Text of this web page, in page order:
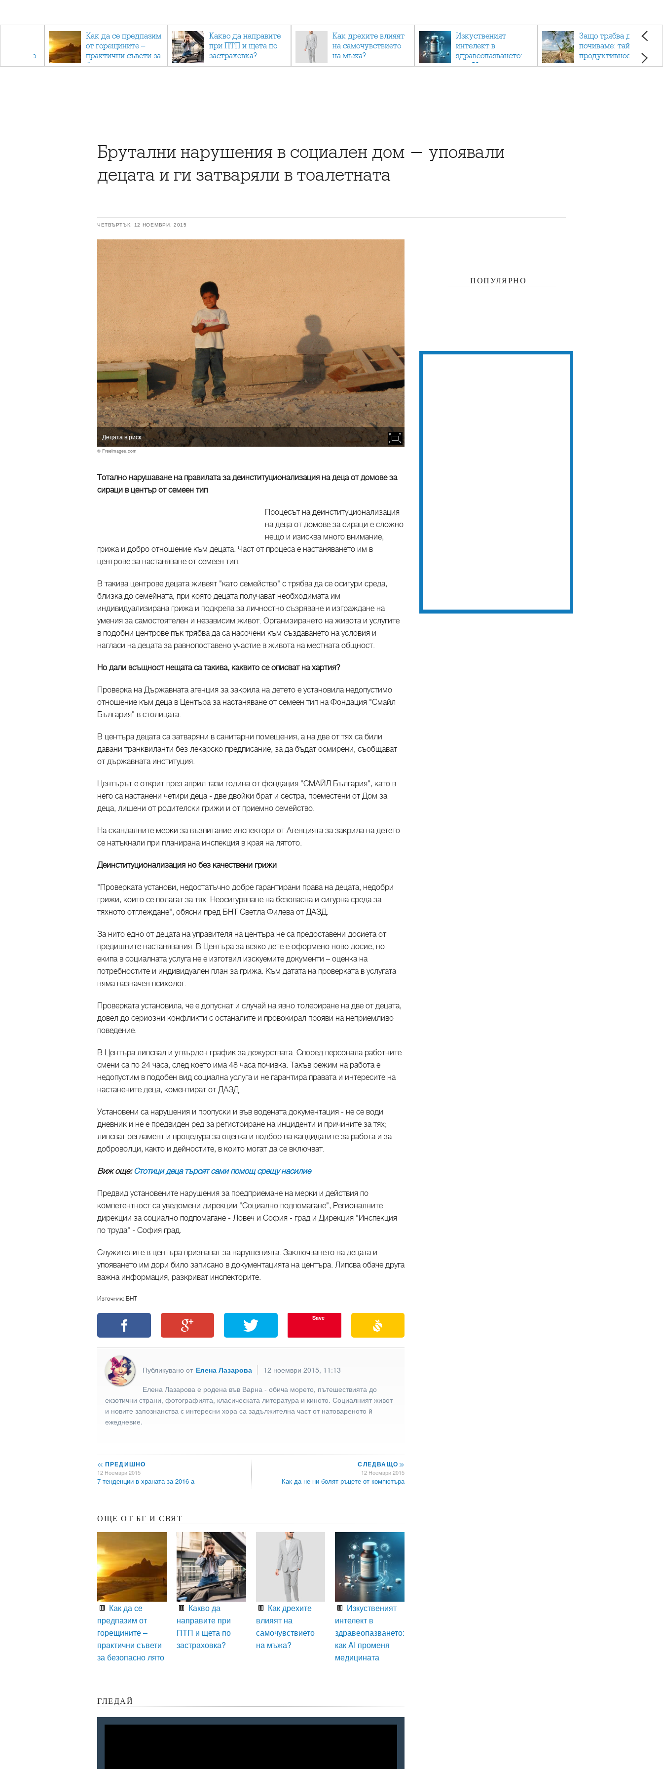
отново
Как да се предпазим
от горещините –
практични съвети за
безопасно лято
Какво да направите
при ПТП и щета по
застраховка?
Как дрехите влияят
на самочувствието
на мъжа?
Изкуственият
интелект в
здравеопазването:
как AI променя
Защо трябва да си
почиваме: тайната на
продуктивността,
здравето и добрия
Брутални нарушения в социален дом - упоявали
децата и ги затваряли в тоалетната
ЧЕТВЪРТЪК, 12 НОЕМВРИ, 2015
Децата в риск
© Freeimages.com
Тотално нарушаване на правилата за деинституционализация на деца от домове за
сираци в център от семеен тип
Процесът на деинституционализация
на деца от домове за сираци е сложно
нещо и изисква много внимание,
грижа и добро отношение към децата. Част от процеса е настаняването им в
центрове за настаняване от семеен тип.
В такива центрове децата живеят "като семейство" с трябва да се осигури среда,
близка до семейната, при която децата получават необходимата им
индивидуализирана грижа и подкрепа за личностно съзряване и изграждане на
умения за самостоятелен и независим живот. Организирането на живота и услугите
в подобни центрове пък трябва да са насочени към създаването на условия и
нагласи на децата за равнопоставено участие в живота на местната общност.
Но дали всъщност нещата са такива, каквито се описват на хартия?
Проверка на Държавната агенция за закрила на детето е установила недопустимо
отношение към деца в Центъра за настаняване от семеен тип на Фондация "Смайл
България" в столицата.
В центъра децата са затваряни в санитарни помещения, а на две от тях са били
давани транквиланти без лекарско предписание, за да бъдат осмирени, съобщават
от държавната институция.
Центърът е открит през април тази година от фондация "СМАЙЛ България", като в
него са настанени четири деца - две двойки брат и сестра, преместени от Дом за
деца, лишени от родителски грижи и от приемно семейство.
На скандалните мерки за възпитание инспектори от Агенцията за закрила на детето
се натъкнали при планирана инспекция в края на лятото.
Деинституционализация но без качествени грижи
"Проверката установи, недостатъчно добре гарантирани права на децата, недобри
грижи, които се полагат за тях. Неосигуряване на безопасна и сигурна среда за
тяхното отглеждане", обясни пред БНТ Светла Филева от ДАЗД.
За нито едно от децата на управителя на центъра не са предоставени досиета от
предишните настанявания. В Центъра за всяко дете е оформено ново досие, но
екипа в социалната услуга не е изготвил изскуемите документи – оценка на
потребностите и индивидуален план за грижа. Към датата на проверката в услугата
няма назначен психолог.
Проверката установила, че е допуснат и случай на явно толериране на две от децата,
довел до сериозни конфликти с останалите и провокирал прояви на неприемливо
поведение.
В Центъра липсвал и утвърден график за дежурствата. Според персонала работните
смени са по 24 часа, след което има 48 часа почивка. Такъв режим на работа е
недопустим в подобен вид социална услуга и не гарантира правата и интересите на
настанените деца, коментират от ДАЗД.
Установени са нарушения и пропуски и във водената документация - не се води
дневник и не е предвиден ред за регистриране на инциденти и причините за тях;
липсват регламент и процедура за оценка и подбор на кандидатите за работа и за
доброволци, както и дейностите, в които могат да се включват.
Виж още:Стотици деца търсят сами помощ срещу насилие
Предвид установените нарушения за предприемане на мерки и действия по
компетентност са уведомени дирекции "Социално подпомагане", Регионалните
дирекции за социално подпомагане - Ловеч и София - град и Дирекция "Инспекция
по труда" - София град.
Служителите в центъра признават за нарушенията. Заключването на децата и
упояването им дори било записано в документацията на центъра. Липсва обаче друга
важна информация, разкриват инспекторите.
Източник: БНТ
Save
Публикувано от Елена Лазарова
12 ноември 2015, 11:13
Елена Лазарова е родена във Варна - обича морето, пътешествията до
екзотични страни, фотографията, класическата литература и киното. Социалният живот
и новите запознанства с интересни хора са задължителна част от натовареното й
ежедневие.
<< ПРЕДИШНО
12 Ноември 2015
7 тенденции в храната за 2016-а
СЛЕДВАЩО>>
12 Ноември 2015
Как да не ни болят ръцете от компютъра
ОЩЕ ОТ БГ И СВЯТ
Как да се
предпазим от
горещините –
практични съвети
за безопасно лято
Какво да
направите при
ПТП и щета по
застраховка?
Как дрехите
влияят на
самочувствието
на мъжа?
Изкуственият
интелект в
здравеопазването:
как AI променя
медицината
ГЛЕДАЙ
ПОПУЛЯРНО